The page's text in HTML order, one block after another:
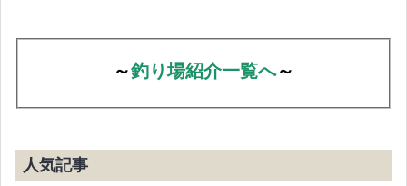
～釣り場紹介一覧へ～
人気記事